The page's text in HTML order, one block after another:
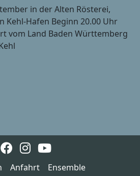
in der Alten Rösterei,
Kehl-Hafen Beginn 20.00 Uhr
vom Land Baden Württemberg
Anfahrt Ensemble